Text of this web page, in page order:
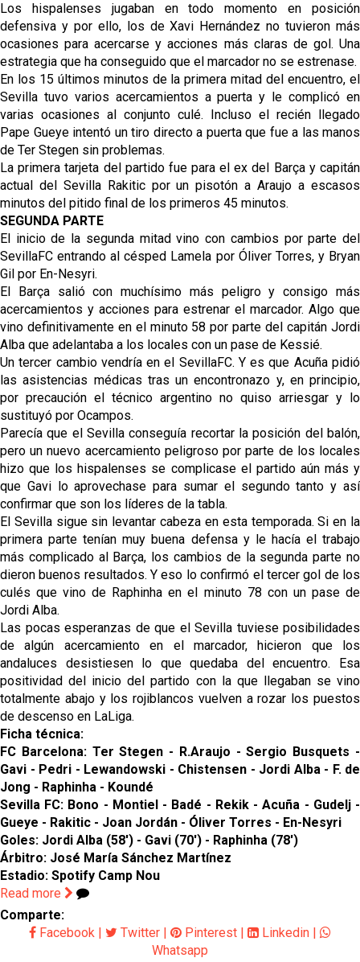
Los hispalenses jugaban en todo momento en posición
defensiva y por ello, los de Xavi Hernández no tuvieron más
ocasiones para acercarse y acciones más claras de gol. Una
estrategia que ha conseguido que el marcador no se estrenase.
En los 15 últimos minutos de la primera mitad del encuentro, el
Sevilla tuvo varios acercamientos a puerta y le complicó en
varias ocasiones al conjunto culé. Incluso el recién llegado
Pape Gueye intentó un tiro directo a puerta que fue a las manos
de Ter Stegen sin problemas.
La primera tarjeta del partido fue para el ex del Barça y capitán
actual del Sevilla Rakitic por un pisotón a Araujo a escasos
minutos del pitido final de los primeros 45 minutos.
SEGUNDA PARTE
El inicio de la segunda mitad vino con cambios por parte del
SevillaFC entrando al césped Lamela por Óliver Torres, y Bryan
Gil por En-Nesyri.
El Barça salió con muchísimo más peligro y consigo más
acercamientos y acciones para estrenar el marcador. Algo que
vino definitivamente en el minuto 58 por parte del capitán Jordi
Alba que adelantaba a los locales con un pase de Kessié.
Un tercer cambio vendría en el SevillaFC. Y es que Acuña pidió
las asistencias médicas tras un encontronazo y, en principio,
por precaución el técnico argentino no quiso arriesgar y lo
sustituyó por Ocampos.
Parecía que el Sevilla conseguía recortar la posición del balón,
pero un nuevo acercamiento peligroso por parte de los locales
hizo que los hispalenses se complicase el partido aún más y
que Gavi lo aprovechase para sumar el segundo tanto y así
confirmar que son los líderes de la tabla.
El Sevilla sigue sin levantar cabeza en esta temporada. Si en la
primera parte tenían muy buena defensa y le hacía el trabajo
más complicado al Barça, los cambios de la segunda parte no
dieron buenos resultados. Y eso lo confirmó el tercer gol de los
culés que vino de Raphinha en el minuto 78 con un pase de
Jordi Alba.
Las pocas esperanzas de que el Sevilla tuviese posibilidades
de algún acercamiento en el marcador, hicieron que los
andaluces desistiesen lo que quedaba del encuentro. Esa
positividad del inicio del partido con la que llegaban se vino
totalmente abajo y los rojiblancos vuelven a rozar los puestos
de descenso en LaLiga.
Ficha técnica:
FC Barcelona: Ter Stegen - R.Araujo - Sergio Busquets -
Gavi - Pedri - Lewandowski - Chistensen - Jordi Alba - F. de
Jong - Raphinha - Koundé
Sevilla FC: Bono - Montiel - Badé - Rekik - Acuña - Gudelj -
Gueye - Rakitic - Joan Jordán - Óliver Torres - En-Nesyri
Goles: Jordi Alba (58') - Gavi (70') - Raphinha (78')
Árbitro: José María Sánchez Martínez
Estadio: Spotify Camp Nou
Read more
Comparte:
Facebook
Twitter Pinterest Linkedin
Whatsapp